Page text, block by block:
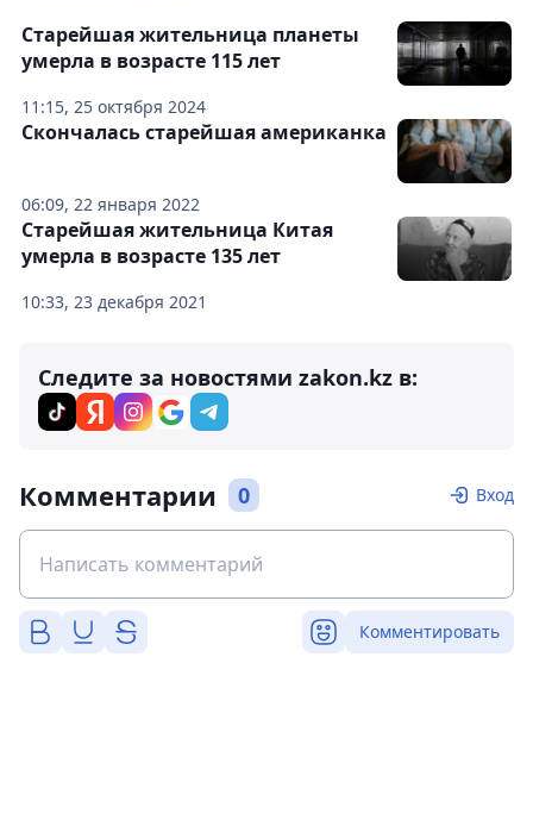
11:15, 25 октября 2024
Старейшая жительница планеты
умерла в возрасте 115 лет
06:09, 22 января 2022
Скончалась старейшая американка
10:33, 23 декабря 2021
Старейшая жительница Китая
умерла в возрасте 135 лет
Следите за новостями zakon.kz в:
Комментарии 0 Вход
Комментировать